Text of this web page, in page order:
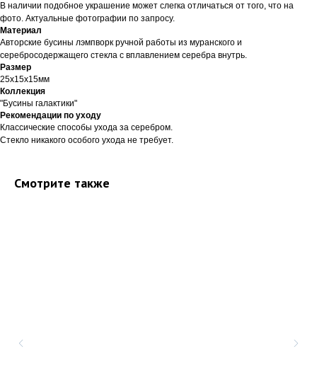
В наличии подобное украшение может слегка отличаться от того, что на
фото. Актуальные фотографии по запросу.
Материал
Авторские бусины лэмпворк ручной работы из муранского и
серебросодержащего стекла с вплавлением серебра внутрь.
Размер
25х15х15мм
Коллекция
"Бусины галактики"
Рекомендации по уходу
Классические способы ухода за серебром.
Стекло никакого особого ухода не требует.
Смотрите также